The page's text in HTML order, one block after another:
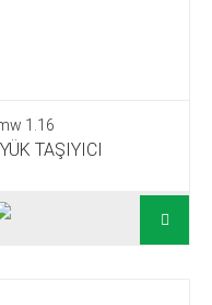
1.16
TAŞIYICI